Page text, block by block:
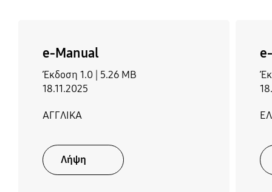
e-Manual
Έκδοση 1.0 | 5.26 MB
18.11.2025
ΑΓΓΛΙΚΑ
Λήψη